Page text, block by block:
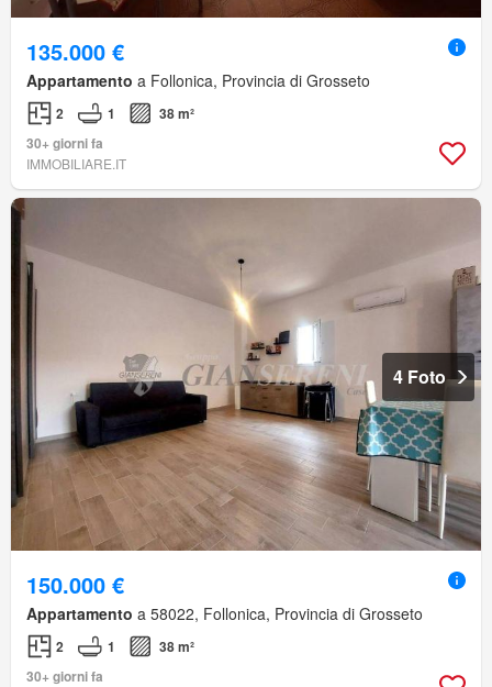
135.000 €
Appartamento a Follonica, Provincia di Grosseto
2 1
38 m²
30+ giorni fa
IMMOBILIARE.IT
4 Foto
150.000 €
Appartamento a 58022, Follonica, Provincia di Grosseto
2 1
38 m²
30+ giorni fa